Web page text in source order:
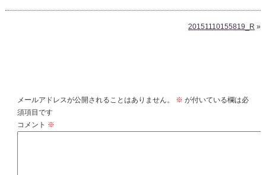
20151110155819_R »
メールアドレスが公開されることはありません。 ※ が付いている欄は必
須項目です
コメント ※